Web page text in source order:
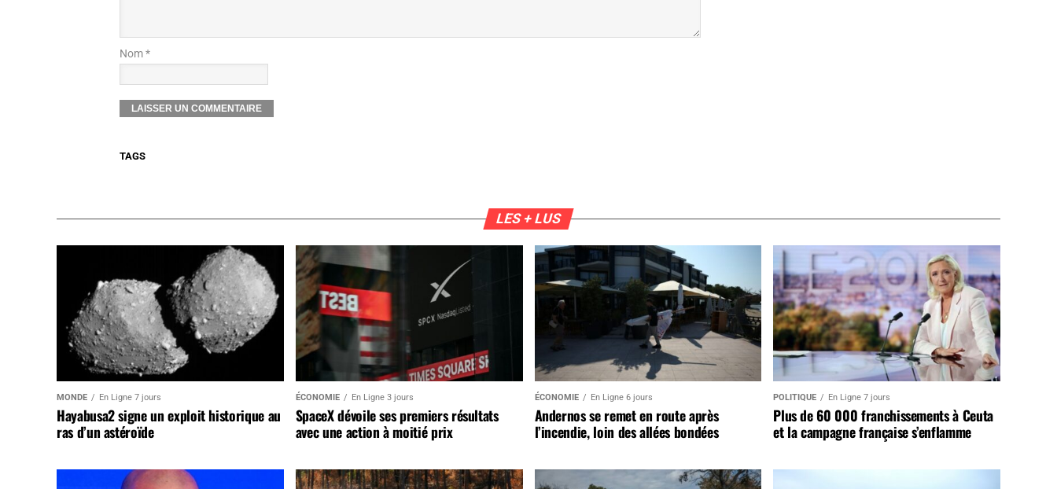
Nom *
TAGS
LES + LUS
MONDE En Ligne 7 jours
Hayabusa2 signe un exploit historique au
ras d’un astéroïde
ÉCONOMIE En Ligne 3 jours
SpaceX dévoile ses premiers résultats
avec une action à moitié prix
ÉCONOMIE En Ligne 6 jours
Andernos se remet en route après
l’incendie, loin des allées bondées
POLITIQUE En Ligne 7 jours
Plus de 60 000 franchissements à Ceuta
et la campagne française s’enflamme